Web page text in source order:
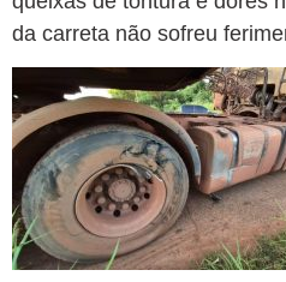
da carreta não sofreu